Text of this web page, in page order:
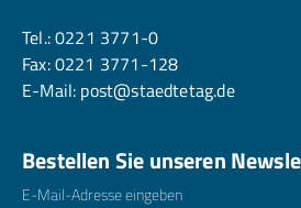
Tel.:0221 3771-0
Fax: 0221 3771-128
E-Mail: post@staedtetag.de
Bestellen Sie unseren
E-Mailadresse